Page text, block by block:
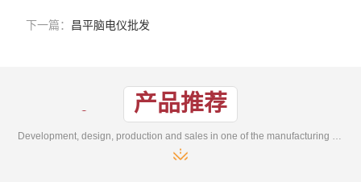
下一篇： 昌平脑电仪批发
产品推荐
Development, design, production and sales in one of the manufacturing enterprises